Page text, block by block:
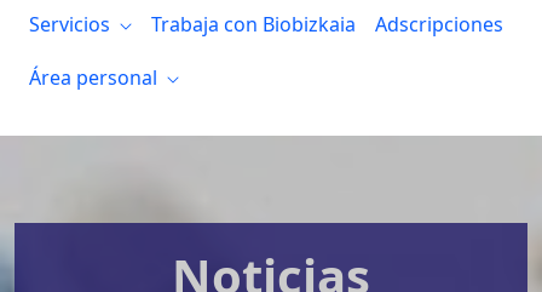
Servicios
Trabaja con Biobizkaia
Adscripciones
Área personal
Noticias